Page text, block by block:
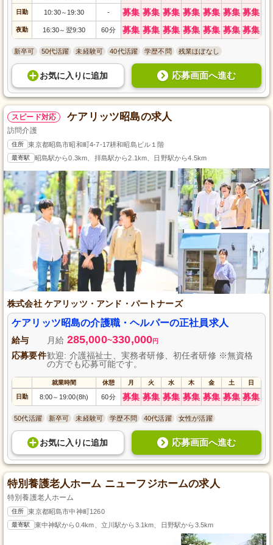
日勤 10:30～ 19:30 - 募集 募集 募集 募集 募集 募集 募集
夜勤 16:30～ 翌9:30 60分 募集 募集 募集 募集 募集 募集 募集
新卒可 50代活躍 未経験可 40代活躍 学歴不問 残業ほぼなし
お気に入り に追加 応募画面へ進む
スピード対応 ケアリッツ昭島の求人
訪問介護
住所 東京都昭島市昭和町4-7-17耕和昭島ビル１階
最寄駅 昭島駅から0.3km、拝島駅から2.1km、日野駅から4.5km
株式会社 ケアリッツ・アンド・パートナーズ
ケアリッツ昭島の介護職・ヘルパーの正社員求人
給与 月給 285,000~330,000円
応募要件歓迎: 介護福祉士、実務者研修、初任者研修 ※無資格
の方でも応募可能です。
就業時間 休憩 月 火 水 木 金 土 日
日勤 8:00～ 19:00(8h) 60分 募集 募集 募集 募集 募集 募集 募集
50代活躍 新卒可 未経験可 学歴不問 40代活躍 女性が活躍
お気に入り に追加 応募画面へ進む
特別養護老人ホーム ニューフジホームの求人
特別養護老人ホーム
住所 東京都昭島市中神町1260
最寄駅 東中神駅から0.4km、立川駅から3.1km、日野駅から3.5km